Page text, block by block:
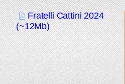
Fratelli Cattini 2024
(~12Mb)